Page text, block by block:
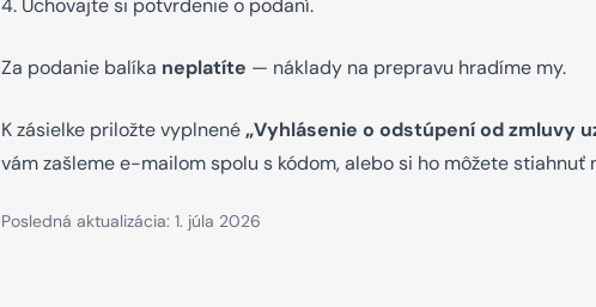
Uchovajte si potvrdenie o podaní.
Za podanie balíka neplatíte — náklady na prepravu hradíme my.
K zásielke priložte vyplnené„Vyhlásenie o odstúpení od zmluvy
vám zašleme e-mailom spolu s kódom, alebo si ho môžete stiahnuť
Posledná aktualizácia: 1. júla 2026